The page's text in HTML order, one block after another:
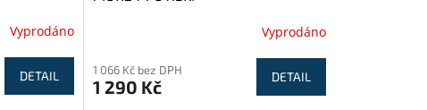
Vyprodáno
DETAIL
Vyprodáno
1 066 Kč bez DPH
1 290 Kč DETAIL